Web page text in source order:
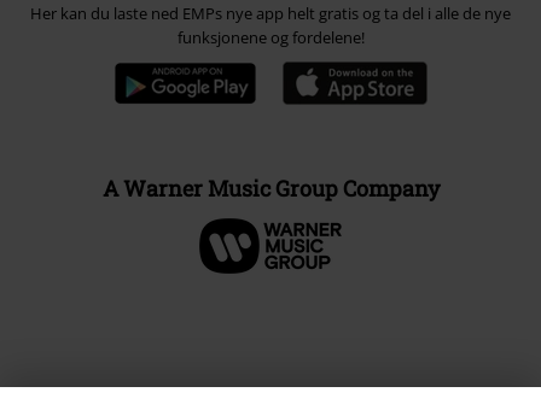
Her kan du laste ned EMPs nye app helt gratis og ta del i alle de nye
funksjonene og fordelene!
A Warner Music Group Company